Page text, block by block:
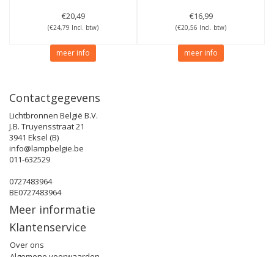
€20,49
(€24,79 Incl. btw)
meer info
€16,99
(€20,56 Incl. btw)
meer info
Contactgegevens
Lichtbronnen België B.V.
J.B. Truyensstraat 21
3941 Eksel (B)
info@lampbelgie.be
011-632529
0727483964
BE0727483964
Meer informatie
Klantenservice
Over ons